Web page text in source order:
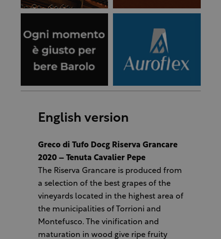
English version
Greco di Tufo Docg Riserva Grancare
2020 – Tenuta Cavalier Pepe
The Riserva Grancare is produced from
a selection of the best grapes of the
vineyards located in the highest area of
the municipalities of Torrioni and
Montefusco. The vinification and
maturation in wood give ripe fruity